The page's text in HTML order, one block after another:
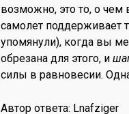
возможно, это то, о чем
самолет поддерживает
упомянули), когда вы
обрезана для этого, и
силы в равновесии.
Автор ответа: Lnafziger